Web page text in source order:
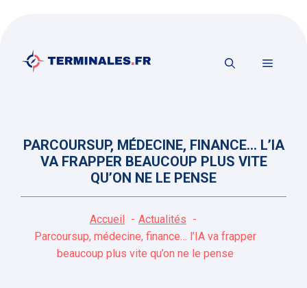
contenu
MENU
PARCOURSUP, MÉDECINE, FINANCE… L’IA
VA FRAPPER BEAUCOUP PLUS VITE
QU’ON NE LE PENSE
Accueil
Actualités
Parcoursup, médecine, finance… l’IA va frapper
beaucoup plus vite qu’on ne le pense